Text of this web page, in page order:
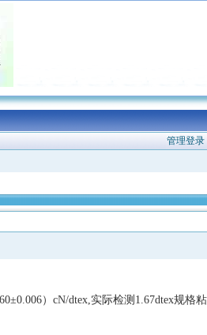
管理登录
）cN/dtex,实际检测1.67dtex规格